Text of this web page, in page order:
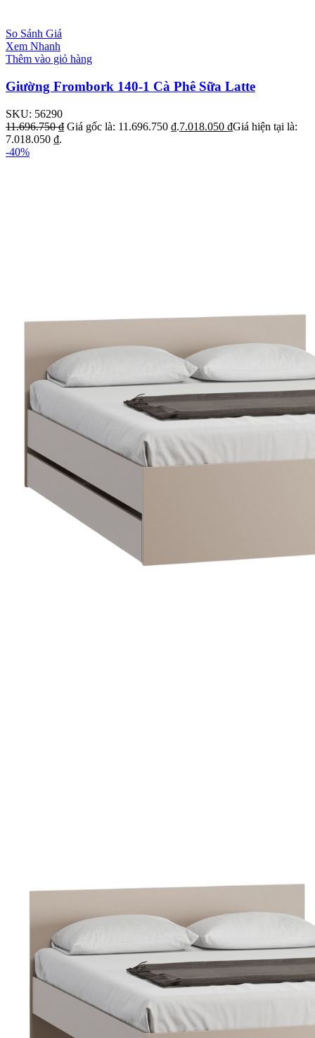
So Sánh Giá
Xem Nhanh
Thêm vào giỏ hàng
Giường Frombork 140-1 Cà Phê Sữa Latte
SKU: 56290
11.696.750₫ Giá gốc là: 11.696.750 ₫.7.018.050 ₫Giá hiện tại là:
7.018.050 ₫.
-40%